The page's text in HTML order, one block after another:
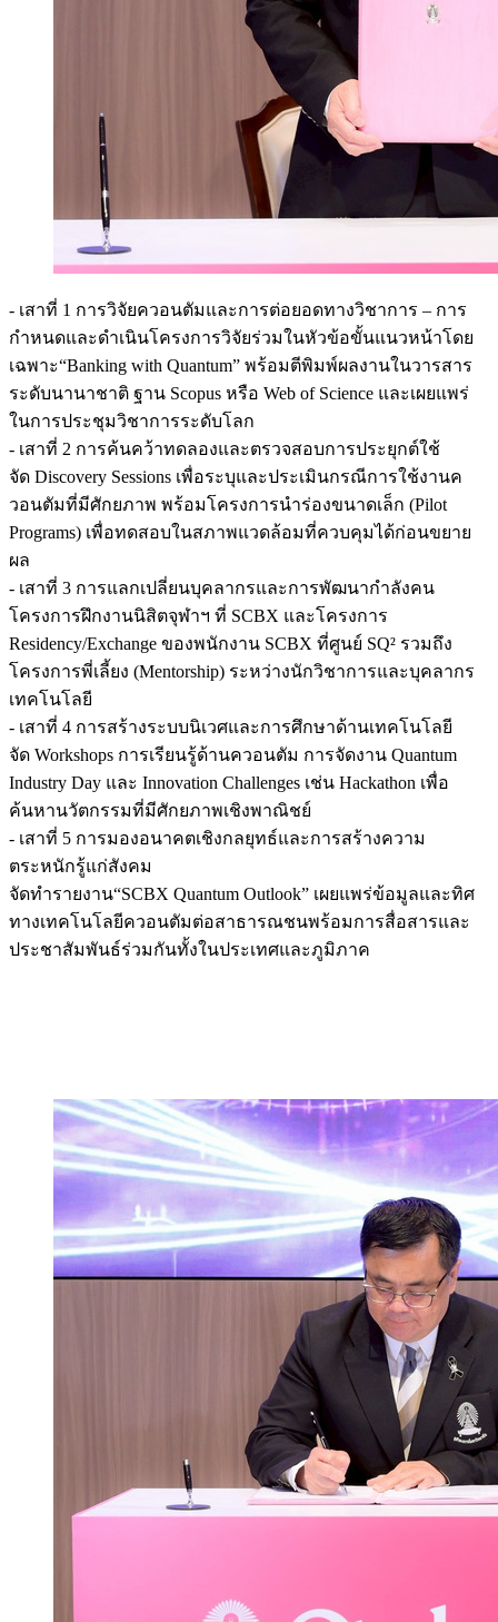
- เสาที่ 1 การวิจัยควอนตัมและการต่อยอดทางวิชาการ – การ
กำหนดและดำเนินโครงการวิจัยร่วมในหัวข้อขั้นแนวหน้าโดย
เฉพาะ“Banking with Quantum” พร้อมตีพิมพ์ผลงานในวารสาร
ระดับนานาชาติ ฐาน Scopus หรือ Web of Science และเผยแพร่
ในการประชุมวิชาการระดับโลก
- เสาที่ 2 การค้นคว้าทดลองและตรวจสอบการประยุกต์ใช้
จัด Discovery Sessions เพื่อระบุและประเมินกรณีการใช้งานค
วอนตัมที่มีศักยภาพ พร้อมโครงการนำร่องขนาดเล็ก (Pilot
Programs) เพื่อทดสอบในสภาพแวดล้อมที่ควบคุมได้ก่อนขยาย
ผล
- เสาที่ 3 การแลกเปลี่ยนบุคลากรและการพัฒนากำลังคน
โครงการฝึกงานนิสิตจุฬาฯ ที่ SCBX และโครงการ
Residency/Exchange ของพนักงาน SCBX ที่ศูนย์ SQ² รวมถึง
โครงการพี่เลี้ยง (Mentorship) ระหว่างนักวิชาการและบุคลากร
เทคโนโลยี
- เสาที่ 4 การสร้างระบบนิเวศและการศึกษาด้านเทคโนโลยี
จัด Workshops การเรียนรู้ด้านควอนตัม การจัดงาน Quantum
Industry Day และ Innovation Challenges เช่น Hackathon เพื่อ
ค้นหานวัตกรรมที่มีศักยภาพเชิงพาณิชย์
- เสาที่ 5 การมองอนาคตเชิงกลยุทธ์และการสร้างความ
ตระหนักรู้แก่สังคม
จัดทำรายงาน“SCBX Quantum Outlook” เผยแพร่ข้อมูลและทิศ
ทางเทคโนโลยีควอนตัมต่อสาธารณชนพร้อมการสื่อสารและ
ประชาสัมพันธ์ร่วมกันทั้งในประเทศและภูมิภาค